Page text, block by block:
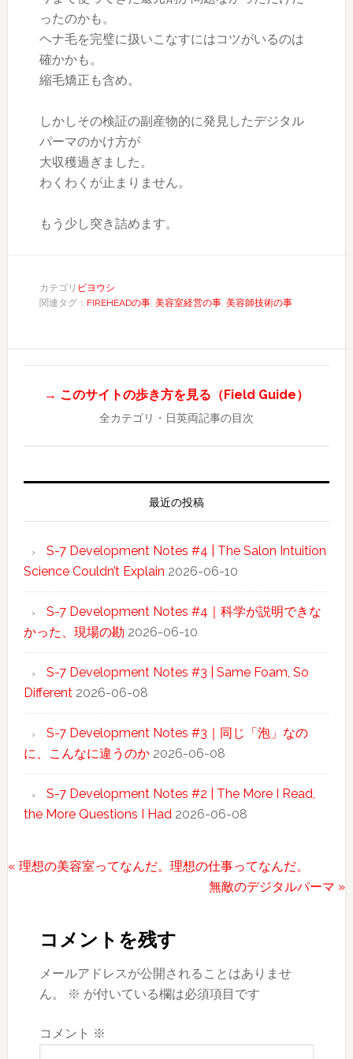
ったのかも。
ヘナ毛を完璧に扱いこなすにはコツがいるのは
確かかも。
縮毛矯正も含め。
しかしその検証の副産物的に発見したデジタル
パーマのかけ方が
大収穫過ぎました。
わくわくが止まりません。
もう少し突き詰めます。
カテゴリ ビヨウシ
関連タグ： FIREHEADの事, 美容室経営の事, 美容師技術の事
→ このサイトの歩き方を見る（Field Guide）
全カテゴリ・日英両記事の目次
最近の投稿
S-7 Development Notes #4 | The Salon Intuition
Science Couldn’t Explain 2026-06-10
S-7 Development Notes #4｜科学が説明できな
かった、現場の勘 2026-06-10
S-7 Development Notes #3 | Same Foam, So
Different 2026-06-08
S-7 Development Notes #3｜同じ「泡」なの
に、こんなに違うのか 2026-06-08
S-7 Development Notes #2 | The More I Read,
the More Questions I Had 2026-06-08
前
« 理想の美容室ってなんだ。理想の仕事ってなんだ。
次
無敵のデジタルパーマ »
Interactions
コメントを残す
メールアドレスが公開されることはありませ
ん。
※ が付いている欄は必須項目です
コメント ※